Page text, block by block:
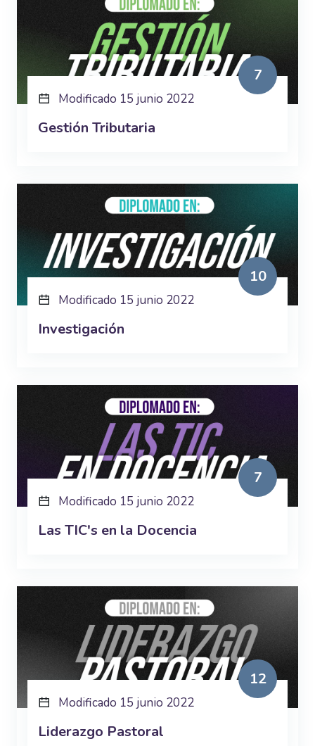
Modificado 15 junio 2022
Gestión Tributaria
7
Modificado 15 junio 2022
Investigación
10
Modificado 15 junio 2022
Las TIC's en la Docencia
7
Modificado 15 junio 2022
Liderazgo Pastoral
12